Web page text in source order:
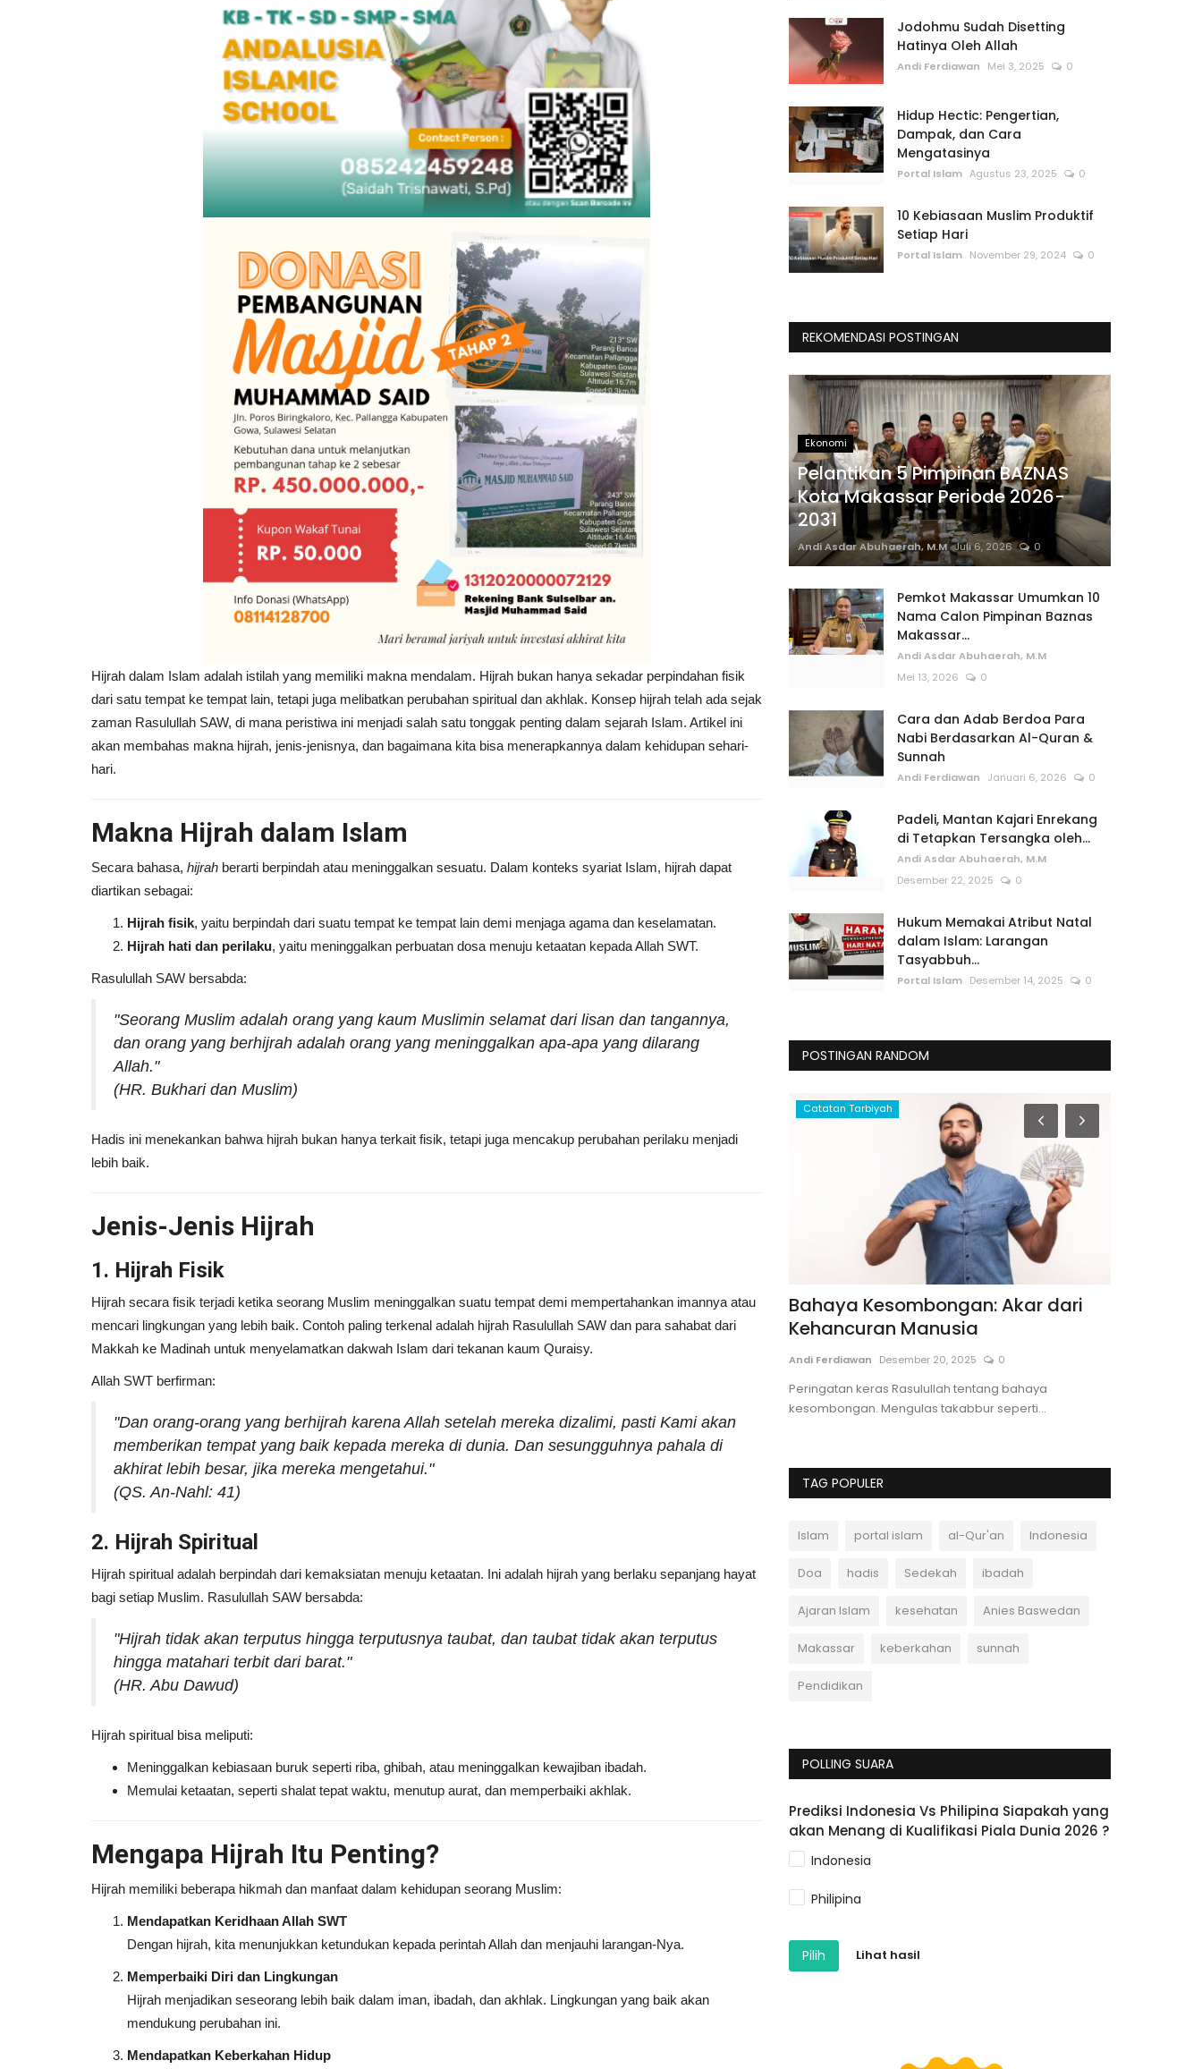
Hijrah dalam Islam adalah istilah yang memiliki makna mendalam. Hijrah bukan hanya sekadar perpindahan fisik
dari satu tempat ke tempat lain, tetapi juga melibatkan perubahan spiritual dan akhlak. Konsep hijrah telah ada sejak
zaman Rasulullah SAW, di mana peristiwa ini menjadi salah satu tonggak penting dalam sejarah Islam. Artikel ini
akan membahas makna hijrah, jenis-jenisnya, dan bagaimana kita bisa menerapkannya dalam kehidupan sehari-
hari.
Makna Hijrah dalam Islam
Secara bahasa, hijrah berarti berpindah atau meninggalkan sesuatu. Dalam konteks syariat Islam, hijrah dapat
diartikan sebagai:
Hijrah fisik, yaitu berpindah dari suatu tempat ke tempat lain demi menjaga agama dan keselamatan.
Hijrah hati dan perilaku, yaitu meninggalkan perbuatan dosa menuju ketaatan kepada Allah SWT.
Rasulullah SAW bersabda:
"Seorang Muslim adalah orang yang kaum Muslimin selamat dari lisan dan tangannya,
dan orang yang berhijrah adalah orang yang meninggalkan apa-apa yang dilarang
Allah."
(HR. Bukhari dan Muslim)
Hadis ini menekankan bahwa hijrah bukan hanya terkait fisik, tetapi juga mencakup perubahan perilaku menjadi
lebih baik.
Jenis-Jenis Hijrah
1. Hijrah Fisik
Hijrah secara fisik terjadi ketika seorang Muslim meninggalkan suatu tempat demi mempertahankan imannya atau
mencari lingkungan yang lebih baik. Contoh paling terkenal adalah hijrah Rasulullah SAW dan para sahabat dari
Makkah ke Madinah untuk menyelamatkan dakwah Islam dari tekanan kaum Quraisy.
Allah SWT berfirman:
"Dan orang-orang yang berhijrah karena Allah setelah mereka dizalimi, pasti Kami akan
memberikan tempat yang baik kepada mereka di dunia. Dan sesungguhnya pahala di
akhirat lebih besar, jika mereka mengetahui."
(QS. An-Nahl: 41)
2. Hijrah Spiritual
Hijrah spiritual adalah berpindah dari kemaksiatan menuju ketaatan. Ini adalah hijrah yang berlaku sepanjang hayat
bagi setiap Muslim. Rasulullah SAW bersabda:
"Hijrah tidak akan terputus hingga terputusnya taubat, dan taubat tidak akan terputus
hingga matahari terbit dari barat."
(HR. Abu Dawud)
Hijrah spiritual bisa meliputi:
Meninggalkan kebiasaan buruk seperti riba, ghibah, atau meninggalkan kewajiban ibadah.
Memulai ketaatan, seperti shalat tepat waktu, menutup aurat, dan memperbaiki akhlak.
Mengapa Hijrah Itu Penting?
Hijrah memiliki beberapa hikmah dan manfaat dalam kehidupan seorang Muslim:
Mendapatkan Keridhaan Allah SWT
Dengan hijrah, kita menunjukkan ketundukan kepada perintah Allah dan menjauhi larangan-Nya.
Memperbaiki Diri dan Lingkungan
Hijrah menjadikan seseorang lebih baik dalam iman, ibadah, dan akhlak. Lingkungan yang baik akan
mendukung perubahan ini.
Mendapatkan Keberkahan Hidup
Jodohmu Sudah Disetting
Hatinya Oleh Allah
Andi Ferdiawan Mei 3, 2025 0
Hidup Hectic: Pengertian,
Dampak, dan Cara
Mengatasinya
Portal Islam Agustus 23, 2025 0
10 Kebiasaan Muslim Produktif
Setiap Hari
Portal Islam November 29, 2024 0
REKOMENDASI POSTINGAN
Ekonomi
Pelantikan 5 Pimpinan BAZNAS
Kota Makassar Periode 2026-
2031
Andi Asdar Abuhaerah, M.M Juli 6, 2026 0
Pemkot Makassar Umumkan 10
Nama Calon Pimpinan Baznas
Makassar...
Andi Asdar Abuhaerah, M.M
Mei 13, 2026
0
Cara dan Adab Berdoa Para
Nabi Berdasarkan Al-Quran &
Sunnah
Andi Ferdiawan Januari 6, 2026 0
Padeli, Mantan Kajari Enrekang
di Tetapkan Tersangka oleh...
Andi Asdar Abuhaerah, M.M
Desember 22, 2025
0
Hukum Memakai Atribut Natal
dalam Islam: Larangan
Tasyabbuh...
Portal Islam Desember 14, 2025 0
POSTINGAN RANDOM
Mahasiswa KKN MIT-18 Posko 78
UIN Walisongo ikut berpartisipasi...
Juli 13, 2024
Kendal-Mahasiswa KKN MIT-18 Universitas Islam Negeri
Kenapa AC Harus Dibersihkan &
Dirawat Secara Rutin? Cari...
nur uswatun hasanah
Catatan Tarbiyah
Bahaya Kesombongan: Akar dari
Kehancuran Manusia
Andi Ferdiawan Desember 20, 2025 0
Peringatan keras Rasulullah tentang bahaya
kesombongan. Mengulas takabbur seperti...
TAG POPULER
Islam portal islam al-Qur'an Indonesia
Doa hadis Sedekah ibadah
Ajaran Islam kesehatan Anies Baswedan
Makassar keberkahan sunnah
Pendidikan
POLLING SUARA
Prediksi Indonesia Vs Philipina Siapakah yang
akan Menang di Kualifikasi Piala Dunia 2026 ?
Indonesia
Philipina
Pilih Lihat hasil